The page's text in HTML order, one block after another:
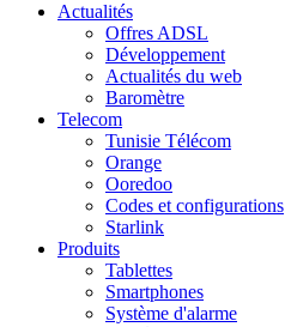
Actualités
Offres ADSL
Développement
Actualités du web
Baromètre
Telecom
Tunisie Télécom
Orange
Ooredoo
Codes et configurations
Starlink
Produits
Tablettes
Smartphones
Système d'alarme